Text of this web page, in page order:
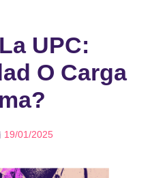
UPC:
O Carga
19/01/2025